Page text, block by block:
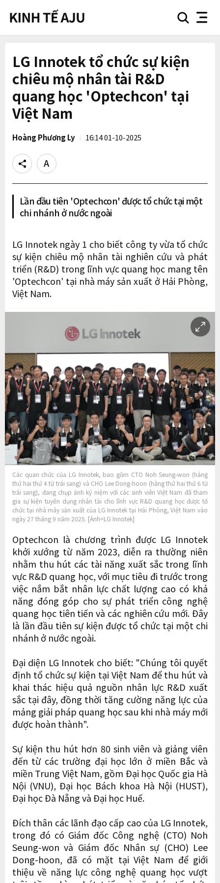
searchnav
LG Innotek tổ chức sự kiện
chiêu mộ nhân tài R&D
quang học 'Optechcon' tại
Việt Nam
Hoàng Phương Ly 16:14 01-10-2025
Share
Text
size
Lần đầu tiên 'Optechcon' được tổ chức tại một
chi nhánh ở nước ngoài
LG Innotek ngày 1 cho biết công ty vừa tổ chức
sự kiện chiêu mộ nhân tài nghiên cứu và phát
triển (R&D) trong lĩnh vực quang học mang tên
'Optechcon' tại nhà máy sản xuất ở Hải Phòng,
Việt Nam.
Các quan chức của LG Innotek, bao gồm CTO Noh Seung-won (hàng
thứ hai thứ 4 từ trái sang) và CHO Lee Dong-hoon (hàng thứ hai thứ 6 từ
trái sang), đang chụp ảnh kỷ niệm với các sinh viên Việt Nam đã tham
gia sự kiện tuyển dụng nhân tài cho lĩnh vực R&D quang học được tổ
chức tại nhà máy sản xuất của LG Innotek tại Hải Phòng, Việt Nam vào
ngày 27 tháng 9 năm 2025. [Ảnh=LG Innotek]
Optechcon là chương trình được LG Innotek
khởi xướng từ năm 2023, diễn ra thường niên
nhằm thu hút các tài năng xuất sắc trong lĩnh
vực R&D quang học, với mục tiêu đi trước trong
việc nắm bắt nhân lực chất lượng cao có khả
năng đóng góp cho sự phát triển công nghệ
quang học tiên tiến và các nghiên cứu mới. Đây
là lần đầu tiên sự kiện được tổ chức tại một chi
nhánh ở nước ngoài.
Đại diện LG Innotek cho biết: "Chúng tôi quyết
định tổ chức sự kiện tại Việt Nam để thu hút và
khai thác hiệu quả nguồn nhân lực R&D xuất
sắc tại đây, đồng thời tăng cường năng lực của
mảng giải pháp quang học sau khi nhà máy mới
được hoàn thành".
Sự kiện thu hút hơn 80 sinh viên và giảng viên
đến từ các trường đại học lớn ở miền Bắc và
miền Trung Việt Nam, gồm Đại học Quốc gia Hà
Nội (VNU), Đại học Bách khoa Hà Nội (HUST),
Đại học Đà Nẵng và Đại học Huế.
Đích thân các lãnh đạo cấp cao của LG Innotek,
trong đó có Giám đốc Công nghệ (CTO) Noh
Seung-won và Giám đốc Nhân sự (CHO) Lee
Dong-hoon, đã có mặt tại Việt Nam để giới
thiệu về năng lực công nghệ quang học vượt